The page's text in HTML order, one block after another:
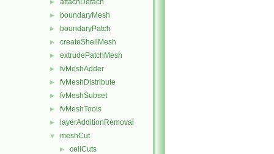
► attachDetach
► boundaryMesh
► boundaryPatch
► createShellMesh
► extrudePatchMesh
► fvMeshAdder
► fvMeshDistribute
► fvMeshSubset
► fvMeshTools
► layerAdditionRemoval
▼ meshCut
► cellCuts